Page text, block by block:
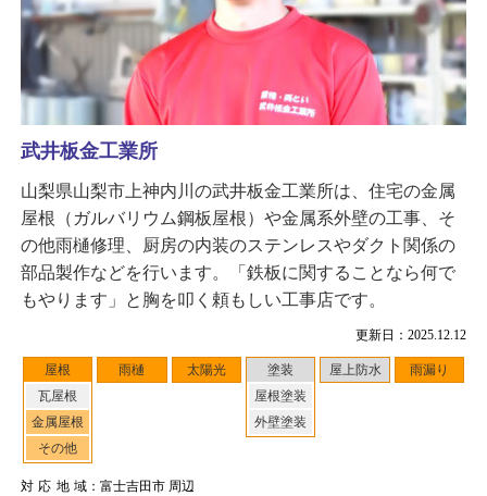
更新日：2025.12.12
屋根
瓦屋根
金属屋根
その他
雨樋 太陽光
塗装
屋根塗装
外壁塗装
屋上防水 雨漏り
対応地域：富士吉田市 周辺
武井板金工業所
山梨県山梨市上神内川の武井板金工業所は、住宅の金属
屋根（ガルバリウム鋼板屋根）や金属系外壁の工事、そ
の他雨樋修理、厨房の内装のステンレスやダクト関係の
部品製作などを行います。「鉄板に関することなら何で
もやります」と胸を叩く頼もしい工事店です。